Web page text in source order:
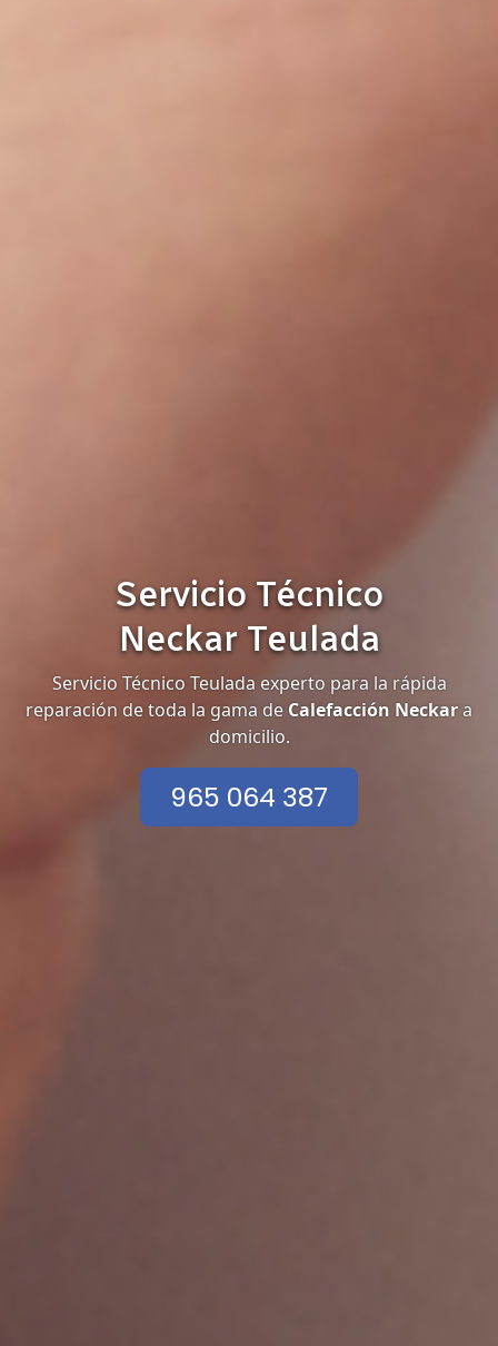
Servicio Técnico
Neckar Teulada
Servicio Técnico Teulada experto para la rápida
reparación de toda la gama deCalefacción Neckara
domicilio.
965 064 387